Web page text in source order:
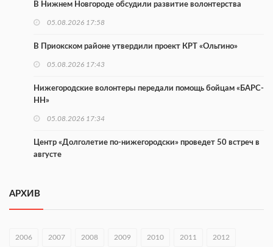
В Нижнем Новгороде обсудили развитие волонтерства
05.08.2026 17:58
В Приокском районе утвердили проект КРТ «Ольгино»
05.08.2026 17:43
Нижегородские волонтеры передали помощь бойцам «БАРС-
НН»
05.08.2026 17:34
Центр «Долголетие по-нижегородски» проведет 50 встреч в
августе
Совет молодых ученых начал работу при правительстве
региона
АРХИВ
2006 2007 2008 2009 2010 2011 2012